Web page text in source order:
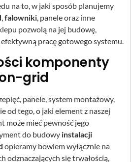
na to, w jaki sposób planujemy
falowniki , panele oraz inne
pozwolą na jej budowę,
pracę gotowego systemu.
komponenty
grid
panele, system montażowy,
od tego, o jaki element z naszej
może mieć pewność jego
do budowy instalacji
opieramy bowiem wyłącznie na
odznaczających się trwałością,